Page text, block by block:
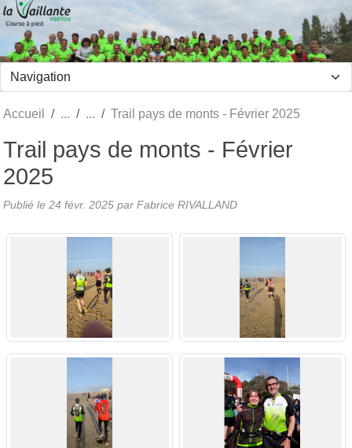
Accueil Trail pays de monts - Février 2025
Trail pays de monts - Février
2025
Publié le 24 févr. 2025 par Fabrice RIVALLAND
Panneau de gestion des cookies